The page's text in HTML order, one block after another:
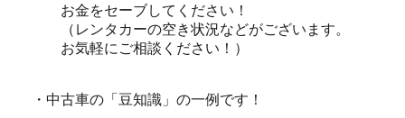
お金をセーブしてください！
（レンタカーの空き状況などがございます。
お気軽にご相談ください！）
・中古車の「豆知識」の一例です！